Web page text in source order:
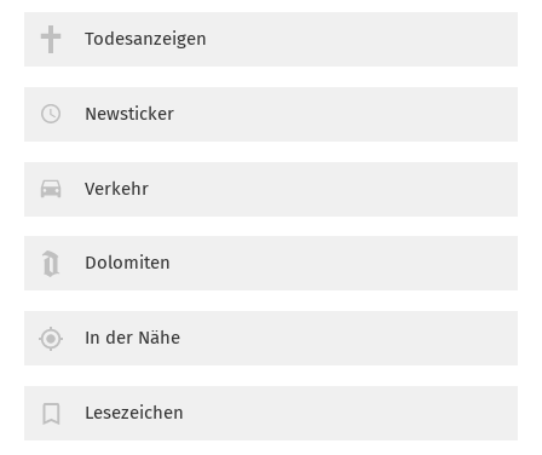
Todesanzeigen
Newsticker
Verkehr
Dolomiten
In der Nähe
Lesezeichen